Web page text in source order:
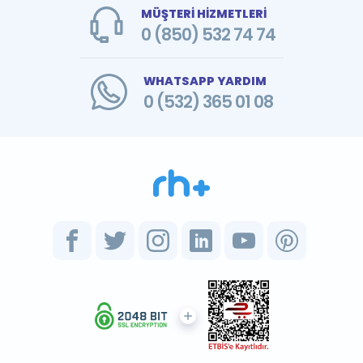
MÜŞTERİ HİZMETLERİ
0 (850) 532 74 74
WHATSAPP YARDIM
0 (532) 365 01 08